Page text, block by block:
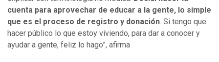
cuenta para aprovechar de educar a la gente, lo simple
que es el proceso de registro y donación. Si tengo que
hacer público lo que estoy viviendo, para dar a conocer y
ayudar a gente, feliz lo hago”, afirma